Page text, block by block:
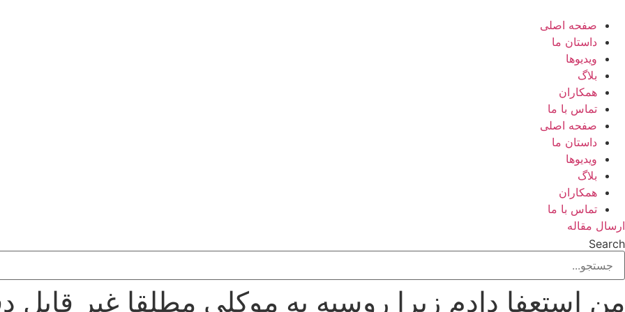
محتوا
صفحه اصلی
داستان ما
ویدیوها
بلاگ
همکاران
تماس با ما
صفحه اصلی
داستان ما
ویدیوها
بلاگ
همکاران
تماس با ما
ارسال مقاله
Search
من استعفا دادم زیرا روسیه به موکلی مطلقا غیر قابل